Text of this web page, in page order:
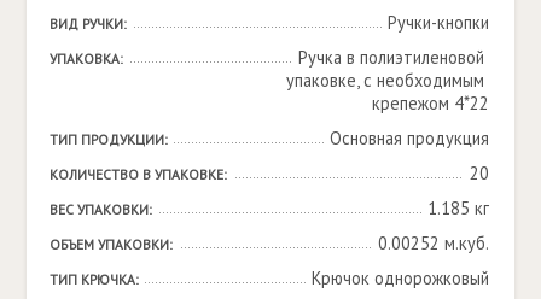
ВИД РУЧКИ: Ручки-кнопки
УПАКОВКА:
Ручка в полиэтиленовой
упаковке, с необходимым
крепежом 4*22
ТИП ПРОДУКЦИИ: Основная продукция
КОЛИЧЕСТВО В УПАКОВКЕ: 20
ВЕС УПАКОВКИ: 1.185 кг
ОБЪЕМ УПАКОВКИ: 0.00252 м.куб.
ТИП КРЮЧКА: Крючок однорожковый